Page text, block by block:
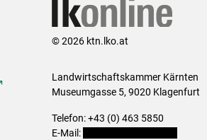
© 2026 ktn.lko.at
Landwirtschaftskammer Kärnten
Museumgasse 5, 9020 Klagenfurt
Telefon: +43 (0) 463 5850
E-Mail: